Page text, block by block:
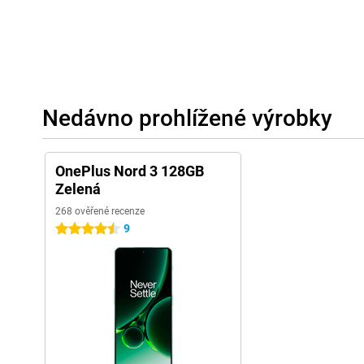
Nedávno prohlížené výrobky
OnePlus Nord 3 128GB
Zelená
268 ověřené recenze
4.5 hvězdičky9